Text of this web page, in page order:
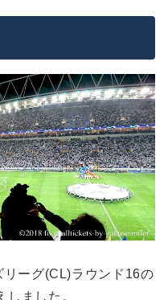
ーグ(CL)ラウンド16の
ました。